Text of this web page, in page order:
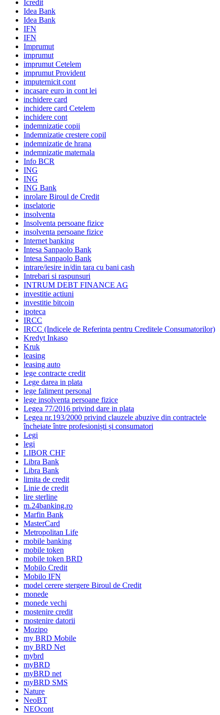
Icredit
Idea Bank
Idea Bank
IFN
IFN
Imprumut
imprumut
imprumut Cetelem
imprumut Provident
imputernicit cont
incasare euro in cont lei
inchidere card
inchidere card Cetelem
inchidere cont
indemnizatie copii
Indemnizatie crestere copil
indemnizatie de hrana
indemnizatie maternala
Info BCR
ING
ING
ING Bank
inrolare Biroul de Credit
inselatorie
insolventa
Insolventa persoane fizice
insolventa persoane fizice
Internet banking
Intesa Sanpaolo Bank
Intesa Sanpaolo Bank
intrare/iesire in/din tara cu bani cash
Intrebari si raspunsuri
INTRUM DEBT FINANCE AG
investitie actiuni
investitie bitcoin
ipoteca
IRCC
IRCC (Indicele de Referinta pentru Creditele Consumatorilor)
Kredyt Inkaso
Kruk
leasing
leasing auto
lege contracte credit
Lege darea in plata
lege faliment personal
lege insolventa persoane fizice
Legea 77/2016 privind dare in plata
Legea nr.193/2000 privind clauzele abuzive din contractele
încheiate între profesioniști și consumatori
Legi
legi
LIBOR CHF
Libra Bank
Libra Bank
limita de credit
Linie de credit
lire sterline
m.24banking.ro
Marfin Bank
MasterCard
Metropolitan Life
mobile banking
mobile token
mobile token BRD
Mobilo Credit
Mobilo IFN
model cerere stergere Biroul de Credit
monede
monede vechi
mostenire credit
mostenire datorii
Mozipo
my BRD Mobile
my BRD Net
mybrd
myBRD
myBRD net
myBRD SMS
Nature
NeoBT
NEOcont